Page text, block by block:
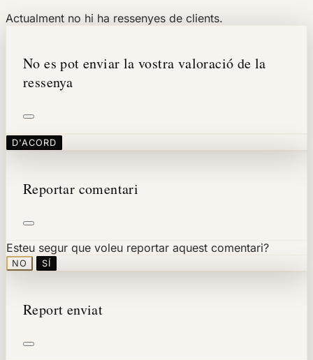
Actualment no hi ha ressenyes de clients.
No es pot enviar la vostra valoració de la
ressenya
D'ACORD
Reportar comentari
Esteu segur que voleu reportar aquest comentari?
NO SÍ
Report enviat